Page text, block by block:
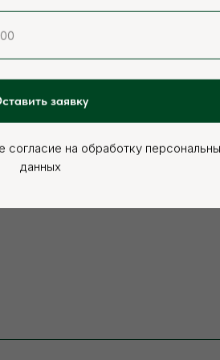
заявку
согласие на обработку
данных